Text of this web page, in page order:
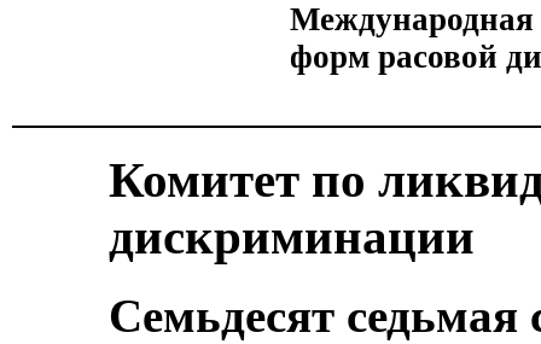
Международная
форм расовой
Комитет по
дискриминации
Семьдесят седьмая